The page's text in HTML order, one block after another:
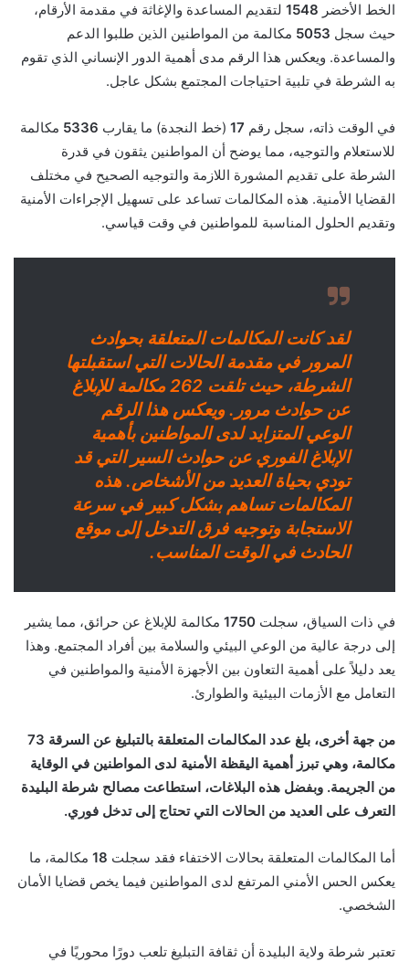
الخط الأخضر 1548 لتقديم المساعدة والإغاثة في مقدمة الأرقام،
حيث سجل 5053 مكالمة من المواطنين الذين طلبوا الدعم
والمساعدة. ويعكس هذا الرقم مدى أهمية الدور الإنساني الذي تقوم
به الشرطة في تلبية احتياجات المجتمع بشكل عاجل.
في الوقت ذاته، سجل رقم 17 (خط النجدة) ما يقارب 5336 مكالمة
للاستعلام والتوجيه، مما يوضح أن المواطنين يثقون في قدرة
الشرطة على تقديم المشورة اللازمة والتوجيه الصحيح في مختلف
القضايا الأمنية. هذه المكالمات تساعد على تسهيل الإجراءات الأمنية
وتقديم الحلول المناسبة للمواطنين في وقت قياسي.
لقد كانت المكالمات المتعلقة بحوادث
المرور في مقدمة الحالات التي استقبلتها
الشرطة، حيث تلقت 262 مكالمة للإبلاغ
عن حوادث مرور. ويعكس هذا الرقم
الوعي المتزايد لدى المواطنين بأهمية
الإبلاغ الفوري عن حوادث السير التي قد
تودي بحياة العديد من الأشخاص. هذه
المكالمات تساهم بشكل كبير في سرعة
الاستجابة وتوجيه فرق التدخل إلى موقع
الحادث في الوقت المناسب.
في ذات السياق، سجلت 1750 مكالمة للإبلاغ عن حرائق، مما يشير
إلى درجة عالية من الوعي البيئي والسلامة بين أفراد المجتمع. وهذا
يعد دليلاً على أهمية التعاون بين الأجهزة الأمنية والمواطنين في
التعامل مع الأزمات البيئية والطوارئ.
من جهة أخرى، بلغ عدد المكالمات المتعلقة بالتبليغ عن السرقة 73
مكالمة، وهي تبرز أهمية اليقظة الأمنية لدى المواطنين في الوقاية
من الجريمة. وبفضل هذه البلاغات، استطاعت مصالح شرطة البليدة
التعرف على العديد من الحالات التي تحتاج إلى تدخل فوري.
أما المكالمات المتعلقة بحالات الاختفاء فقد سجلت 18 مكالمة، ما
يعكس الحس الأمني المرتفع لدى المواطنين فيما يخص قضايا الأمان
الشخصي.
تعتبر شرطة ولاية البليدة أن ثقافة التبليغ تلعب دورًا محوريًا في